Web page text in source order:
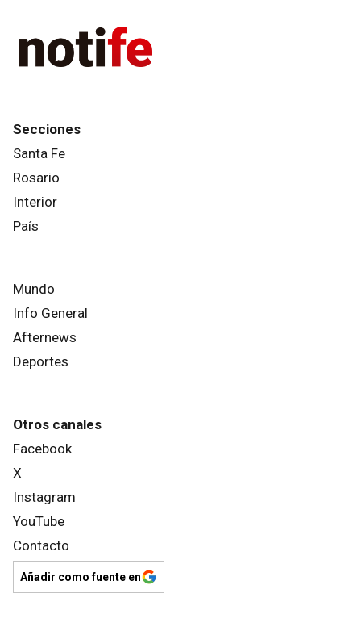
Secciones
Santa Fe
Rosario
Interior
País
Mundo
Info General
Afternews
Deportes
Otros canales
Facebook
X
Instagram
YouTube
Contacto
Añadir como fuente en